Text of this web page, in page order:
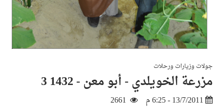
جولات وزيارات ورحلات
مزرعة الخويلدي - أبو معن - 1432 3